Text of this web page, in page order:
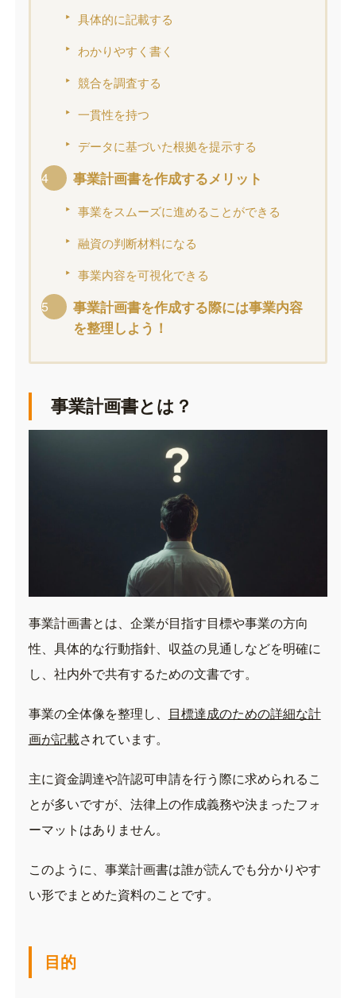
具体的に記載する
わかりやすく書く
競合を調査する
一貫性を持つ
データに基づいた根拠を提示する
事業計画書を作成するメリット
事業をスムーズに進めることができる
融資の判断材料になる
事業内容を可視化できる
事業計画書を作成する際には事業内容
を整理しよう！
事業計画書とは？
事業計画書とは、企業が目指す目標や事業の方向
性、具体的な行動指針、収益の見通しなどを明確に
し、社内外で共有するための文書です。
事業の全体像を整理し、
目標達成のための詳細な計
画が記載されています。
主に資金調達や許認可申請を行う際に求められるこ
とが多いですが、法律上の作成義務や決まったフォ
ーマットはありません。
このように、事業計画書は誰が読んでも分かりやす
い形でまとめた資料のことです。
目的